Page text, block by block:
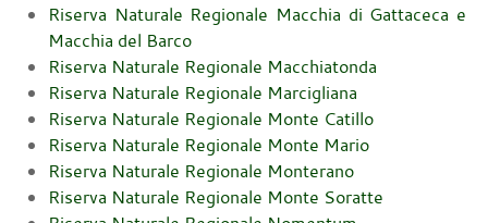
Riserva Naturale Regionale Macchia di Gattaceca e
Macchia del Barco
Riserva Naturale Regionale Macchiatonda
Riserva Naturale Regionale Marcigliana
Riserva Naturale Regionale Monte Catillo
Riserva Naturale Regionale Monte Mario
Riserva Naturale Regionale Monterano
Riserva Naturale Regionale Monte Soratte